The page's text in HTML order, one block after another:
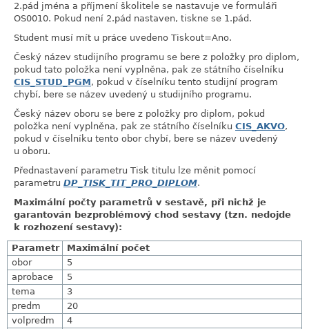
2.pád jména a příjmení školitele se nastavuje ve formuláři
OS0010. Pokud není 2.pád nastaven, tiskne se 1.pád.
Student musí mít u práce uvedeno Tiskout=Ano.
Český název studijního programu se bere z položky pro diplom,
pokud tato položka není vyplněna, pak ze státního číselníku
CIS_STUD_PGM, pokud v číselníku tento studijní program
chybí, bere se název uvedený u studijního programu.
Český název oboru se bere z položky pro diplom, pokud
položka není vyplněna, pak ze státního číselníku CIS_AKVO,
pokud v číselníku tento obor chybí, bere se název uvedený
u oboru.
Přednastavení parametru Tisk titulu lze měnit pomocí
parametru DP_TISK_TIT_PRO_DIPLOM.
Maximální počty parametrů v sestavě, při nichž je
garantován bezproblémový chod sestavy (tzn. nedojde
k rozhození sestavy):
Parametr
Maximální počet
obor
5
aprobace
5
tema
3
predm
20
volpredm
4